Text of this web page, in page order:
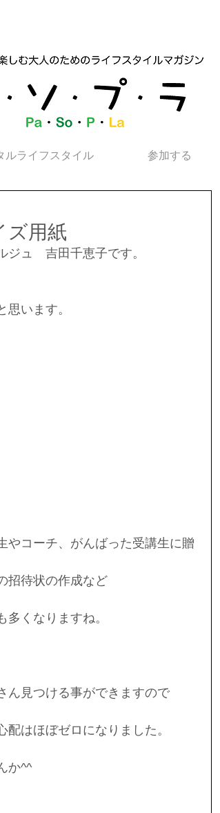
ルライフスタイル 参加する
ズ用紙
ュ　吉田千恵子です。
います。
やコーチ、がんばった受講生に贈
招待状の作成など
多くなりますね。
ん見つける事ができますので
はほぼゼロになりました。
か^^